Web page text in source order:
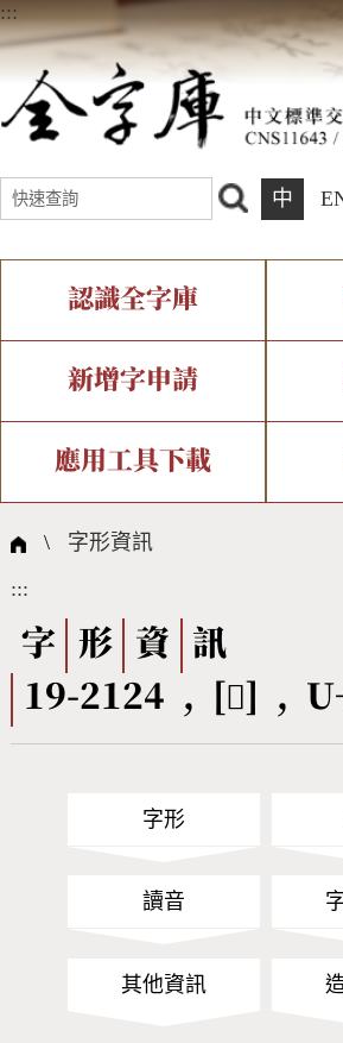
:::
中
認識全字庫
全字庫介紹
中文碼介紹
國際字碼相關組織
IDS查詢
複合查詢
筆畫查詢
筆順序查詢
CNS查詢
新增字申請
新字申請處理流程
字形即時顯示
全字庫授權 轉
應用工具下載
個人電腦造字處理工具
字形下載
問題集
熱門查詢統計
\ 字形資訊
:::
字 形 資
訊
19-2124 , [󰀇] ,
字形
讀音
其他資訊